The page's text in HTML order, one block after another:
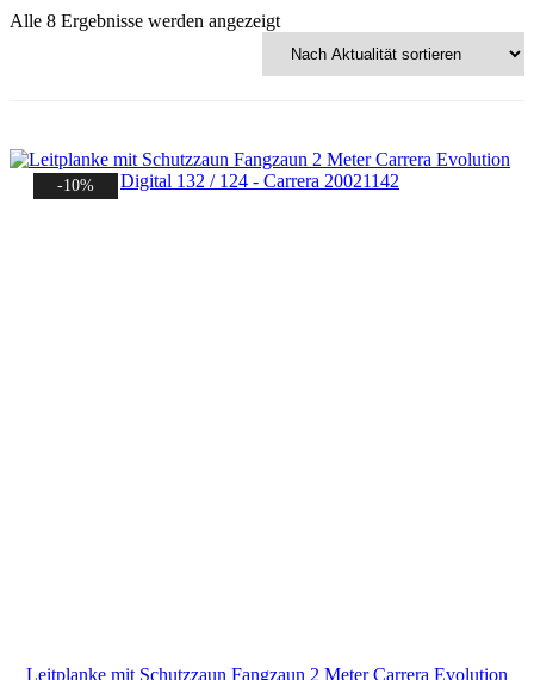
Alle 8 Ergebnisse werden angezeigtNach
sortiert
-10%
Leitplanke mit Schutzzaun Fangzaun 2 Meter Carrera Evolution